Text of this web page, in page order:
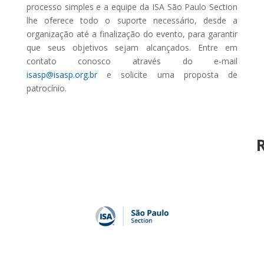
processo simples e a equipe da ISA São Paulo Section
lhe oferece todo o suporte necessário, desde a
organização até a finalização do evento, para garantir
que seus objetivos sejam alcançados. Entre em
contato conosco através do e-mail
isasp@isasp.org.bre solicite uma proposta de
patrocínio.